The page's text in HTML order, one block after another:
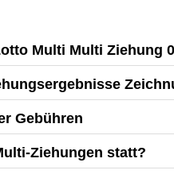
Multi Multi Ziehung
Gebühren
Ziehungen statt?